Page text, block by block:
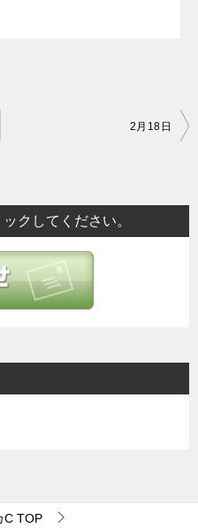
2月18日
クしてください。
C TOP